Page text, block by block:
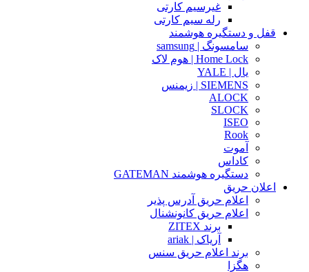
غیرسیم کارتی
رله سیم کارتی
قفل و دستگیره هوشمند
سامسونگ | samsung
Home Lock | هوم لاک
یال | YALE
SIEMENS | زیمنس
ALOCK
SLOCK
ISEO
Rook
آموت
کاداس
دستگیره هوشمند GATEMAN
اعلان حریق
اعلام حریق آدرس پذیر
اعلام حریق کانونشنال
برند ZITEX
آریاک | ariak
برند اعلام حریق سنس
هگزا